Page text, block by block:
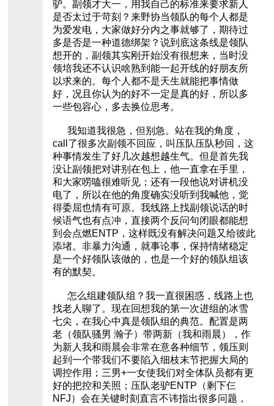
驴。副领才大一，用我自己的标准来要求新人
是否太过于苛刻？来野协当领队的每个人都是
为爱发电，大家做好分内之事就够了，期待过
多是否是一种道德绑架？说到底这条线是领队
想开的，副领其实刚开始没有很想来，当时没
领培我还不认识啥熟到能一起开线的好朋友所
以求来的。每个人都不是天生就能把事情做
好，况且你认为的好不一定是真的好，所以多
一些包容心，多去换位思考。
我知道我很急，但别急。站在我的角度，
call了很多次副领不回应，叫压队压队秒回，这
种事情发生了好几次越想越生气。但是首先我
没让副领把对讲别在包上，他一直拿在手里，
和大家唠嗑很难听见；还有一段他说对讲机没
电了，所以在他的角度确实没听到我喊他，觉
得委屈也情有可原。我线路上找副领说话的时
候语气也有点冲，直接两个反问句闭眼都能想
到会点燃ENTP，这样既没有解决问题又给彼此
添堵。非暴力沟通，就事论事，保持情绪稳定
是一个好领队该做的，也是一个好的领队组该
有的默契。
怎么组建领队组？我一直很困惑，线路上也
找老人聊了。现在回想我的第一次进组的冰雪
七尖，在我心中真是领队组的典范。配置是两
老（领队骚男 瀚子）带两新（我和雨晨），作
为新人我和雨晨会非常在意各种细节，领压则
起到一个带我们不要陷入细枝末节把握大局的
调控作用；三男+一女使我们对全体队员都有更
好的把控和关照；压队老驴ENTP（剩下仨
NFJ）会在关键时刻直言不讳指出很多问题，